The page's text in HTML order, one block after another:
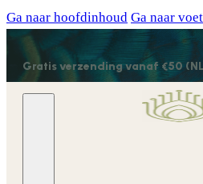
Ga naar hoofdinhoud Ga naar
Gratis verzending vanaf €50